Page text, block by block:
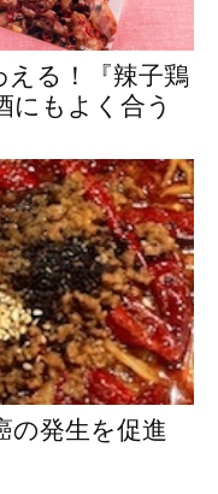
える！『辣子鶏
にもよく合う
の発生を促進